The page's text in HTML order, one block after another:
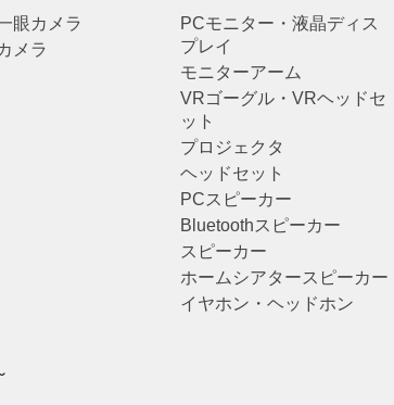
眼カメラ
メラ
PCモニター・液晶ディス
プレイ
モニターアーム
VRゴーグル・VRヘッドセ
ット
プロジェクタ
ヘッドセット
PCスピーカー
Bluetoothスピーカー
スピーカー
ホームシアタースピーカー
イヤホン・ヘッドホン